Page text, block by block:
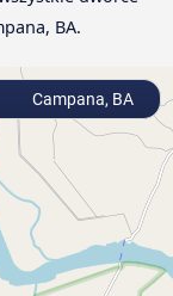
BA.
Campana, BA